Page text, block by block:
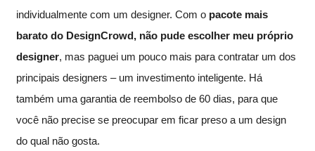
individualmente com um designer. Com o pacote mais
barato do DesignCrowd, não pude escolher meu próprio
designer, mas paguei um pouco mais para contratar um dos
principais designers – um investimento inteligente. Há
também uma garantia de reembolso de 60 dias, para que
você não precise se preocupar em ficar preso a um design
do qual não gosta.